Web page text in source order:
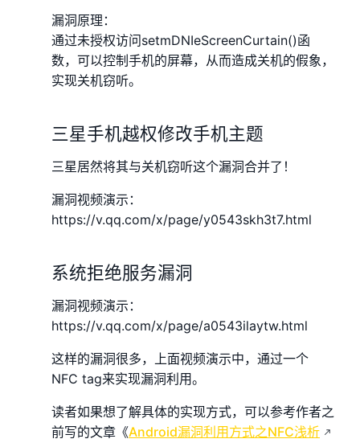
漏洞原理：
通过未授权访问setmDNIeScreenCurtain()函
数，可以控制手机的屏幕，从而造成关机的假象，
实现关机窃听。
三星手机越权修改手机主题
三星居然将其与关机窃听这个漏洞合并了！
漏洞视频演示：
https://v.qq.com/x/page/y0543skh3t7.html
系统拒绝服务漏洞
漏洞视频演示：
https://v.qq.com/x/page/a0543ilaytw.html
这样的漏洞很多，上面视频演示中，通过一个
NFC tag来实现漏洞利用。
读者如果想了解具体的实现方式，可以参考作者之
前写的文章《Android漏洞利用方式之NFC浅析